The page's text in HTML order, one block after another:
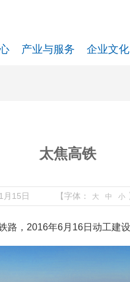
产业与服务 企业文化
太焦高铁
月15日 【字体： 大 中 小
，2016年6月16日动工建设